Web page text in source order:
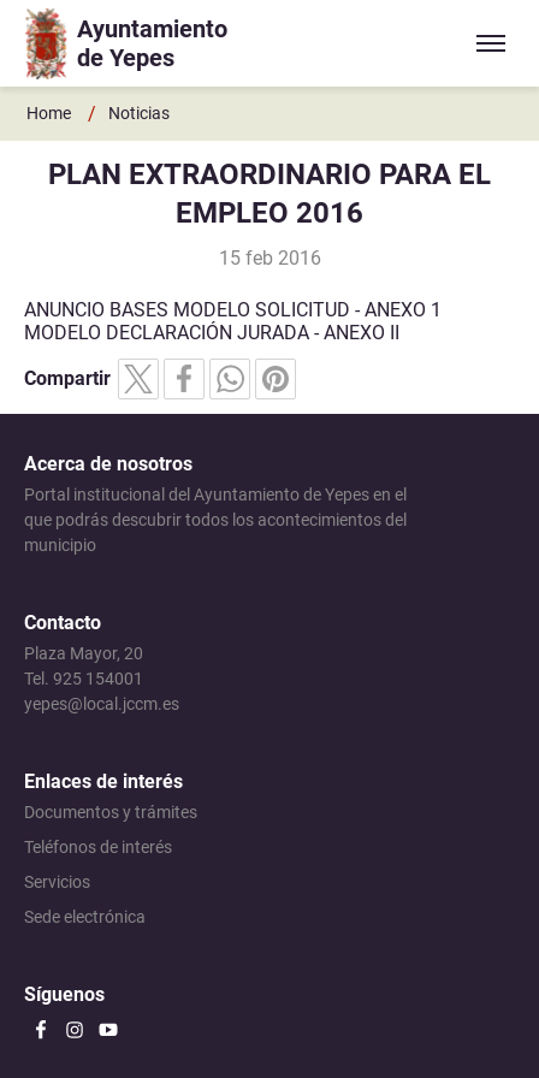
Ir a contenido principal
Ayuntamiento
de Yepes
Home / Noticias
PLAN EXTRAORDINARIO PARA EL
EMPLEO 2016
15 feb 2016
ANUNCIO BASES MODELO SOLICITUD - ANEXO 1
MODELO DECLARACIÓN JURADA - ANEXO II
Compartir
Acerca de nosotros
Portal institucional del Ayuntamiento de Yepes en el
que podrás descubrir todos los acontecimientos del
municipio
Contacto
Plaza Mayor, 20
Tel. 925 154001
yepes@local.jccm.es
Enlaces de interés
Documentos y trámites
Teléfonos de interés
Servicios
Sede electrónica
Síguenos